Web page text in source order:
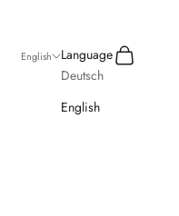
English
Language
Deutsch
English
Search
Cart